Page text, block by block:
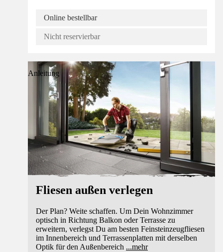
Online bestellbar
Nicht reservierbar
Anleitung
Fliesen außen verlegen
Der Plan? Weite schaffen. Um Dein Wohnzimmer
optisch in Richtung Balkon oder Terrasse zu
erweitern, verlegst Du am besten Feinsteinzeugfliesen
im Innenbereich und Terrassenplatten mit derselben
Optik für den Außenbereich ...mehr